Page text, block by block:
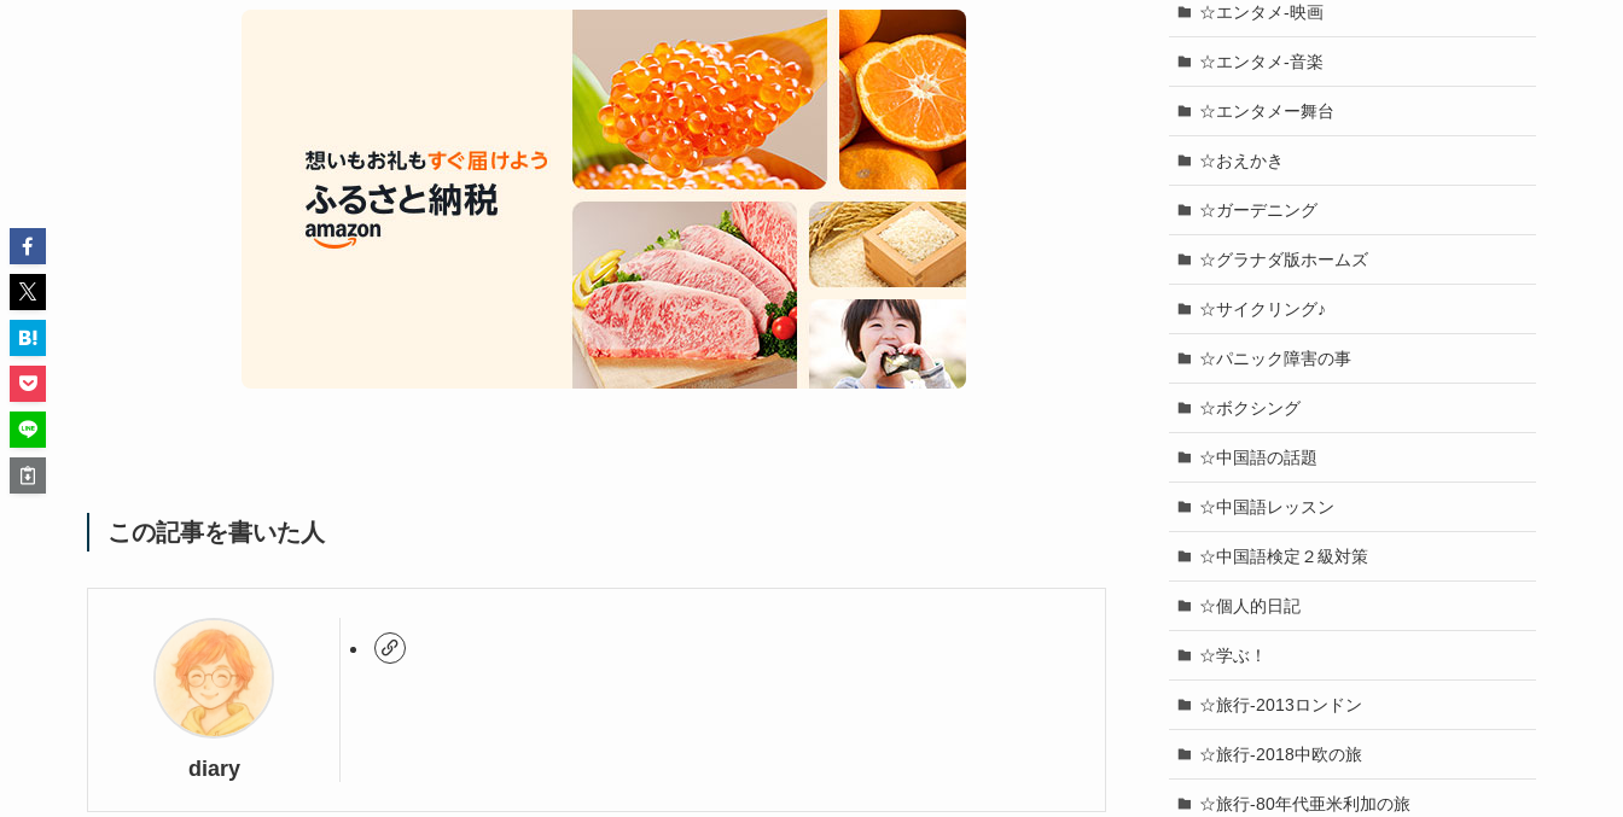
この記事を書いた人
diary
☆エンタメ-映画
☆エンタメ-音楽
☆エンタメー舞台
☆おえかき
☆ガーデニング
☆グラナダ版ホームズ
☆サイクリング♪
☆パニック障害の事
☆ボクシング
☆中国語の話題
☆中国語レッスン
☆中国語検定２級対策
☆個人的日記
☆学ぶ！
☆旅行-2013ロンドン
☆旅行-2018中欧の旅
☆旅行-80年代亜米利加の旅